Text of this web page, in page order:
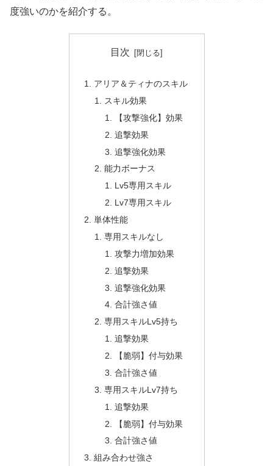
度強いのかを紹介する。
目次
アリア＆ティナのスキル
スキル効果
【攻撃強化】効果
追撃効果
追撃強化効果
能力ボーナス
Lv5専用スキル
Lv7専用スキル
単体性能
専用スキルなし
攻撃力増加効果
追撃効果
追撃強化効果
合計強さ値
専用スキルLv5持ち
追撃効果
【脆弱】付与効果
合計強さ値
専用スキルLv7持ち
追撃効果
【脆弱】付与効果
合計強さ値
組み合わせ強さ